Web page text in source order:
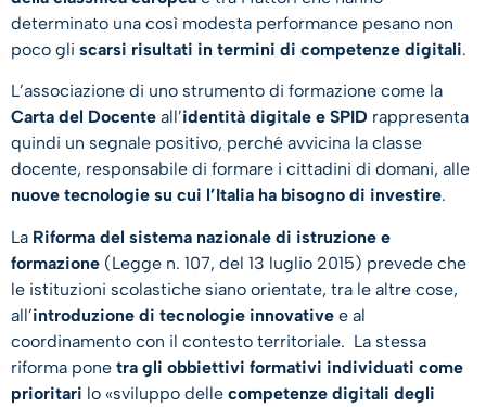
determinato una così modesta performance pesano non
poco gli scarsi risultati in termini di competenze digitali.
L’associazione di uno strumento di formazione come la
Carta del Docente all’identità digitale e SPID rappresenta
quindi un segnale positivo, perché avvicina la classe
docente, responsabile di formare i cittadini di domani, alle
nuove tecnologie su cui l’Italia ha bisogno di investire.
La Riforma del sistema nazionale di istruzione e
formazione (Legge n. 107, del 13 luglio 2015) prevede che
le istituzioni scolastiche siano orientate, tra le altre cose,
all’introduzione di tecnologie innovative e al
coordinamento con il contesto territoriale. La stessa
riforma pone tra gli obbiettivi formativi individuati come
prioritari lo «sviluppo delle competenze digitali degli